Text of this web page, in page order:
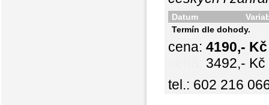
Datum
Termín dle dohody.
cena: 4190,-
3492,-
tel.: 602 216